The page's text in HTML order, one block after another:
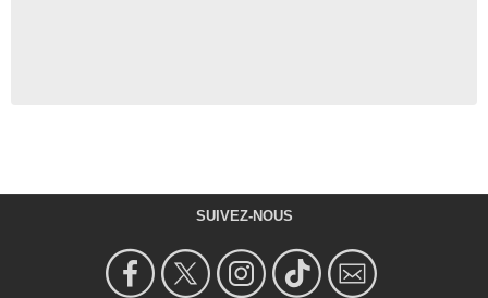
SUIVEZ-NOUS